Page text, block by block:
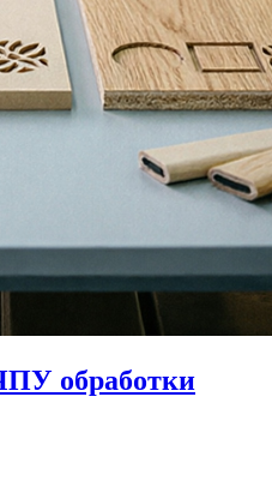
обработки